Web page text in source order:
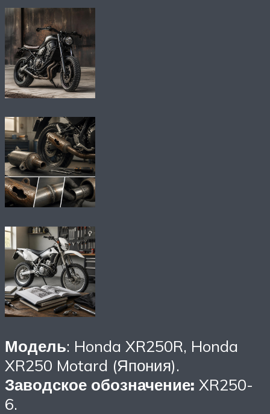
Модель: Honda XR250R, Honda
XR250 Motard (Япония).
Заводское обозначение: XR250-
6.